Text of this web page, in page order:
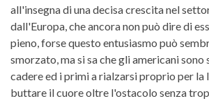
all'insegna di una decisa crescita nel
dall'Europa, che ancora non può dire di
pieno, forse questo entusiasmo può
smorzato, ma si sa che gli americani sono
cadere ed i primi a rialzarsi proprio per la
buttare il cuore oltre l'ostacolo senza